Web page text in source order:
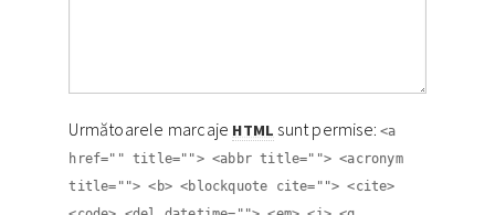
Următoarele marcaje HTML sunt permise:<a
href="" title=""> <abbr title=""> <acronym
title=""> <b> <blockquote cite=""> <cite>